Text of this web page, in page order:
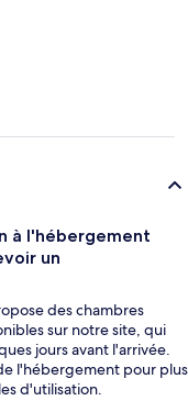
à l'hébergement
un
des chambres
sur notre site, qui
jours avant l'arrivée.
l'hébergement pour plus
d'utilisation.